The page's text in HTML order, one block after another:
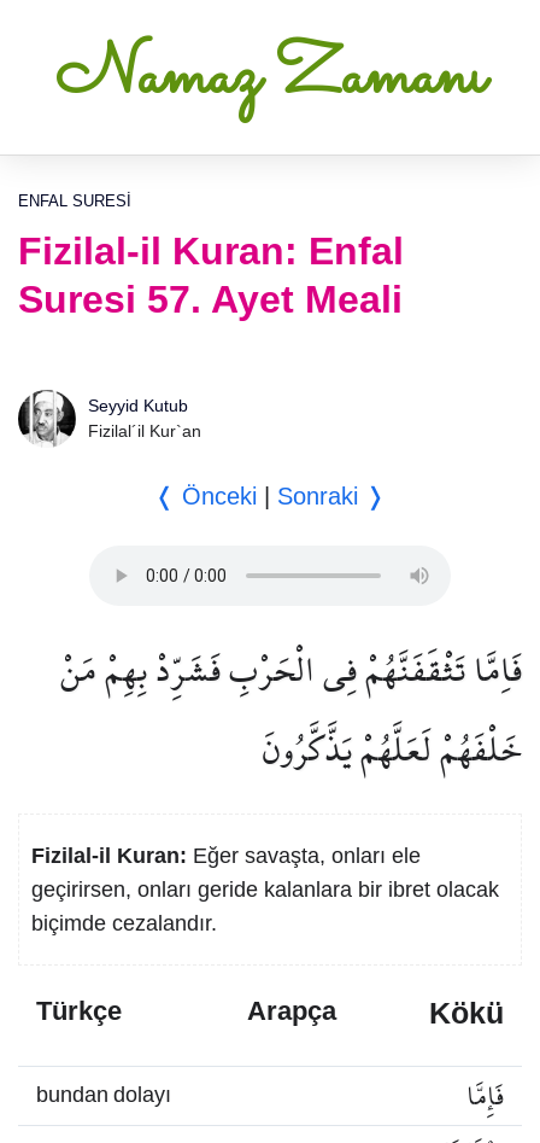
Namaz Zamanı
ENFAL SURESI
Fizilal-il Kuran: Enfal
Suresi 57. Ayet Meali
Seyyid Kutub
Fizilal´il Kur`an
❬ Önceki Sonraki ❭
فَاِمَّا تَثْقَفَنَّهُمْ فِي الْحَرْبِ فَشَرِّدْ بِهِمْ مَنْ
خَلْفَهُمْ لَعَلَّهُمْ يَذَّكَّرُونَ
Fizilal-il Kuran: Eğer savaşta, onları ele
geçirirsen, onları geride kalanlara bir ibret olacak
biçimde cezalandır.
Türkçe Arapça Kökü
bundan dolayı فَإِمَّا